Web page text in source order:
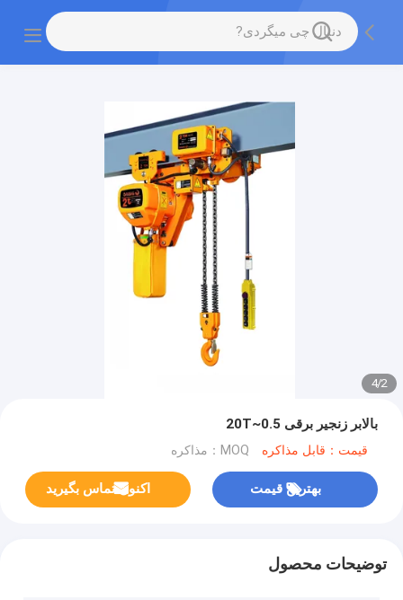
gtag('config', 'G-QWE9HWC3PF', {cookie_flags:
"SameSite=None;Secure"});
2
/
4
بالابر زنجیر برقی 0.5~20T
قیمت：قابل مذاکره MOQ：مذاکره
بهترین قیمت اکنون تماس بگیرید
توضیحات محصول